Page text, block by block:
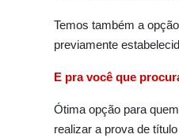
Temos também a
previamente
E pra você que
Ótima opção para
realizar a prova de